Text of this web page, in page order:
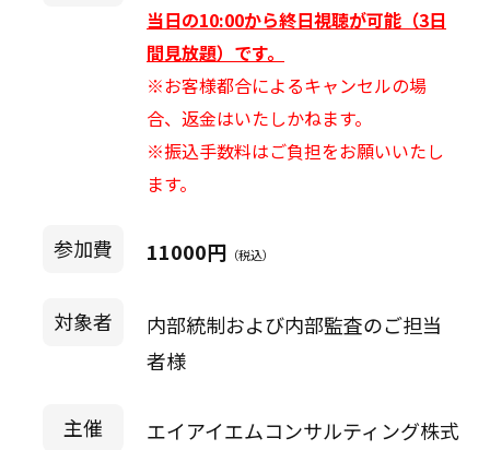
当日の10:00から終日視聴が可能（3日
間見放題）です。
※お客様都合によるキャンセルの場
合、返金はいたしかねます。
※振込手数料はご負担をお願いいたし
ます。
参加費 11000円 （税込）
対象者
内部統制および内部監査のご担当
者様
主催
エイアイエムコンサルティング株式